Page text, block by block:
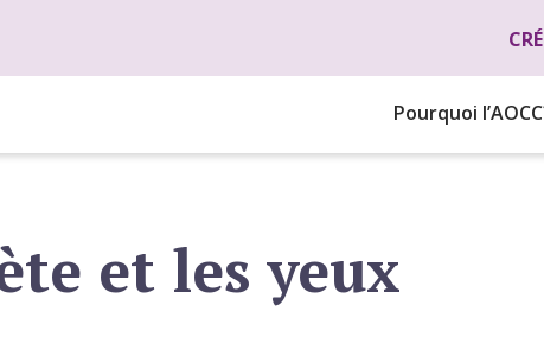
Pourquoi
et les yeux